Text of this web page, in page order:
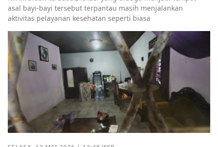
asal bayi-bayi tersebut terpantau masih menjalankan
aktivitas pelayanan kesehatan seperti biasa